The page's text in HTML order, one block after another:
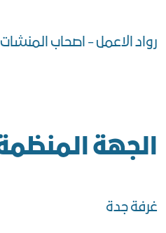
رواد الاعمل - اصحاب
الجهة
غرفة جدة